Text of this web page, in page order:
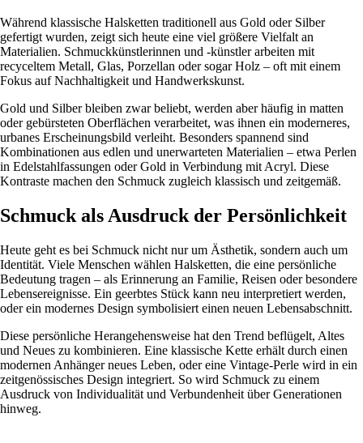
Während klassische Halsketten traditionell aus Gold oder Silber
gefertigt wurden, zeigt sich heute eine viel größere Vielfalt an
Materialien. Schmuckkünstlerinnen und -künstler arbeiten mit
recyceltem Metall, Glas, Porzellan oder sogar Holz – oft mit einem
Fokus auf Nachhaltigkeit und Handwerkskunst.
Gold und Silber bleiben zwar beliebt, werden aber häufig in matten
oder gebürsteten Oberflächen verarbeitet, was ihnen ein moderneres,
urbanes Erscheinungsbild verleiht. Besonders spannend sind
Kombinationen aus edlen und unerwarteten Materialien – etwa Perlen
in Edelstahlfassungen oder Gold in Verbindung mit Acryl. Diese
Kontraste machen den Schmuck zugleich klassisch und zeitgemäß.
Schmuck als Ausdruck der Persönlichkeit
Heute geht es bei Schmuck nicht nur um Ästhetik, sondern auch um
Identität. Viele Menschen wählen Halsketten, die eine persönliche
Bedeutung tragen – als Erinnerung an Familie, Reisen oder besondere
Lebensereignisse. Ein geerbtes Stück kann neu interpretiert werden,
oder ein modernes Design symbolisiert einen neuen Lebensabschnitt.
Diese persönliche Herangehensweise hat den Trend beflügelt, Altes
und Neues zu kombinieren. Eine klassische Kette erhält durch einen
modernen Anhänger neues Leben, oder eine Vintage-Perle wird in ein
zeitgenössisches Design integriert. So wird Schmuck zu einem
Ausdruck von Individualität und Verbundenheit über Generationen
hinweg.